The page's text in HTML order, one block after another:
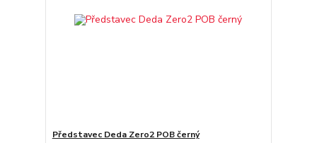
Představec Deda Zero2 POB černý